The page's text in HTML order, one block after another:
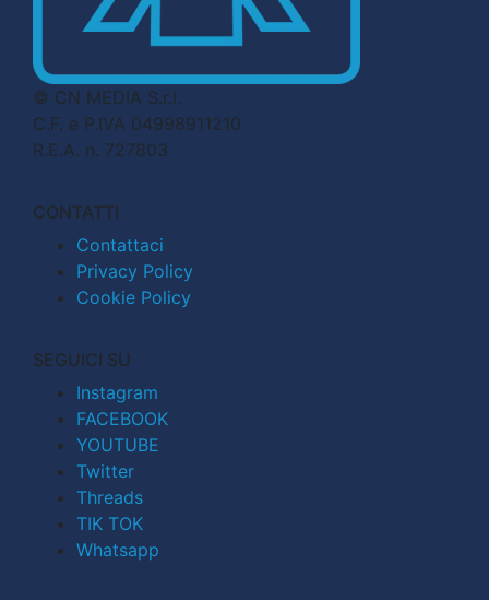
© CN MEDIA S.r.l.
C.F. e P.IVA 04998911210
R.E.A. n. 727803
CONTATTI
Contattaci
Privacy Policy
Cookie Policy
SEGUICI SU
Instagram
FACEBOOK
YOUTUBE
Twitter
Threads
TIK TOK
Whatsapp